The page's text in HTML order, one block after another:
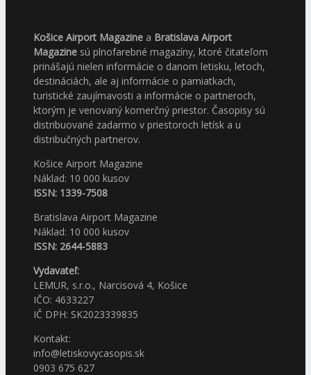
Košice Airport Magazine a Bratislava Airport
Magazine sú plnofarebné magazíny, ktoré čitateľom
prinášajú nielen informácie o danom letisku, letoch,
destináciách, ale aj informácie o pamiatkach,
turistické zaujímavosti a informácie o partneroch,
ktorým je venovaný komerčný priestor. Časopisy sú
distribuované zadarmo v priestoroch letísk a u
distribučných partnerov.
Košice Airport Magazine
Náklad: 10 000 kusov
ISSN: 1339-7508
Bratislava Airport Magazine
Náklad: 10 000 kusov
ISSN: 2644-5883
Vydavateľ:
LEMUR, s.r.o., Narcisová 4, Košice
IČO: 4633227
IČ DPH: SK2023339835
Kontakt:
info@letiskovycasopis.sk
0903 675 627